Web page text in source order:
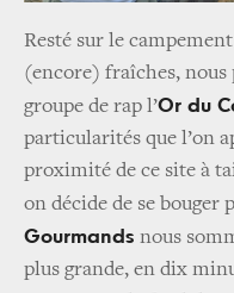
Resté sur le
(encore) fraîches,
groupe de rap l’Or du
particularités que l’on
proximité de ce site à
on décide de se bouger
Gourmands nous
plus grande, en dix